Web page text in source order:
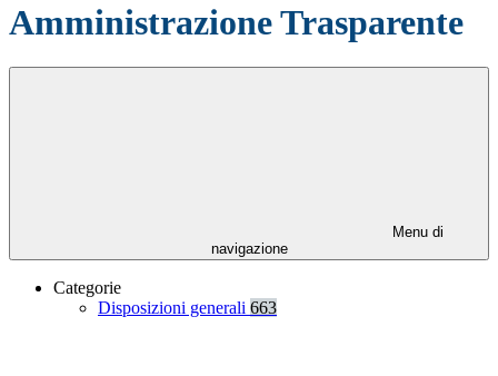
Amministrazione Trasparente
Menu di
navigazione
Categorie
Disposizioni generali 663